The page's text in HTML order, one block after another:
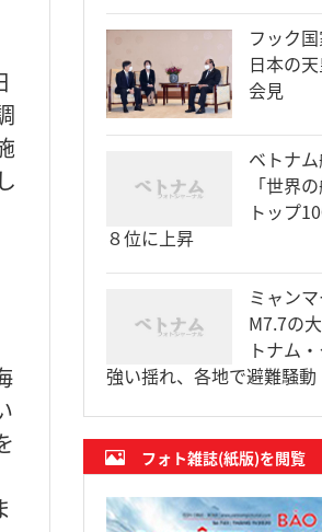
フック
日本の
会見
ベトナム
「世界
トップ
８位に上昇
ミャン
M7.7の
トナム
強い揺れ、各地で避難騒動
フォト雑誌(紙版)を閲覧